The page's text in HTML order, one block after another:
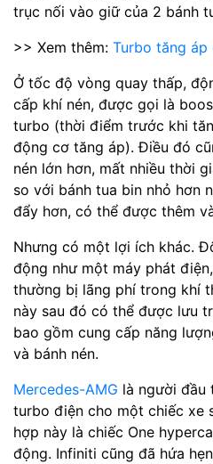
trục nối vào giữ của 2 bánh
>> Xem thêm: Turbo tăng áp
Ở tốc độ vòng quay thấp,
cấp khí nén, được gọi là
turbo (thời điểm trước khi
động cơ tăng áp). Điều đó
nén lớn hơn, mất nhiều thời
so với bánh tua bin nhỏ hơn
đẩy hơn, có thể được thêm
Nhưng có một lợi ích khác.
động như một máy phát
thường bị lãng phí trong khí
này sau đó có thể được lưu
bao gồm cung cấp năng
và bánh nén.
Mercedes-AMG là người đầu
turbo điện cho một chiếc xe
hợp này là chiếc One
động. Infiniti cũng đã hứa